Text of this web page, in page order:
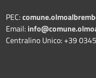
PEC:
Email:
Centralino Unico: +39